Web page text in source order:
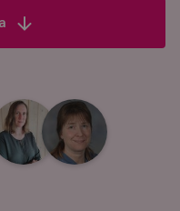
|
Yvette
Andersson